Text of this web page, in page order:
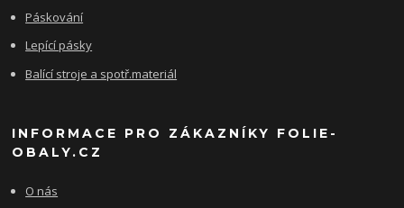
Páskování
Lepící pásky
Balící stroje a spotř.materiál
INFORMACE PRO ZÁKAZNÍKY FOLIE-
OBALY.CZ
O nás